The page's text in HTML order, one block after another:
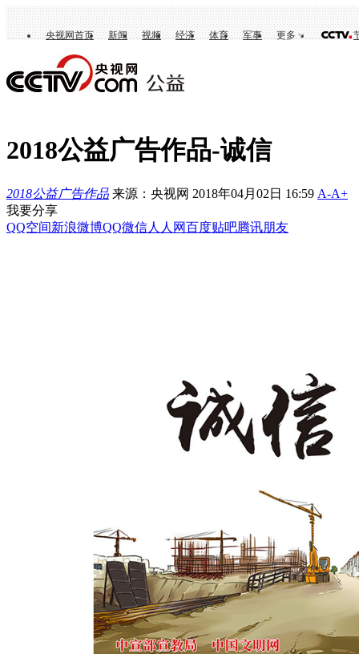
央视网首页 新闻 视频 经济 体育 军事 更多
2018公益广告作品-诚信
2018公益广告作品 来源：央视网 2018年04月02日 16:59 A-A+
我要分享
QQ空间新浪微博QQ微信人人网百度贴吧腾讯朋友